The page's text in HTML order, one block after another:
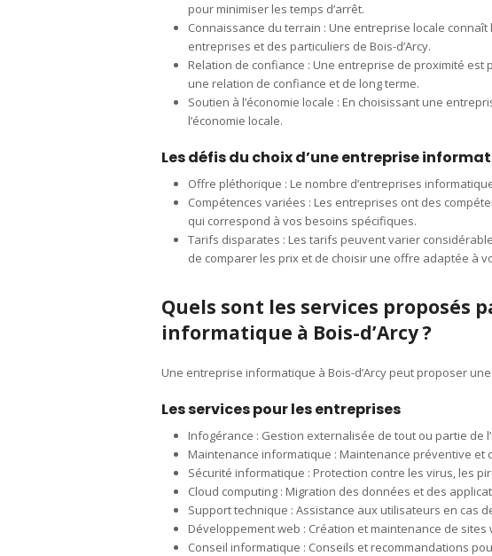
pour minimiser les temps d’arrêt.
Connaissance du terrain : Une entreprise locale
entreprises et des particuliers de Bois-d’Arcy.
Relation de confiance : Une entreprise de proximité
une relation de confiance et de long terme.
Soutien à l’économie locale : En choisissant une
l’économie locale.
Les défis du choix d’une entreprise
Offre pléthorique : Le nombre d’entreprises
Compétences variées : Les entreprises ont des
qui correspond à vos besoins spécifiques.
Tarifs disparates : Les tarifs peuvent varier
de comparer les prix et de choisir une offre adaptée à
Quels sont les services proposés
informatique à Bois-d’Arcy ?
Une entreprise informatique à Bois-d’Arcy peut proposer
Les services pour les entreprises
Infogérance : Gestion externalisée de tout ou partie de
Maintenance informatique : Maintenance préventive et
Sécurité informatique : Protection contre les virus, les
Cloud computing : Migration des données et des
Support technique : Assistance aux utilisateurs en cas
Développement web : Création et maintenance de sites
Conseil informatique : Conseils et recommandations